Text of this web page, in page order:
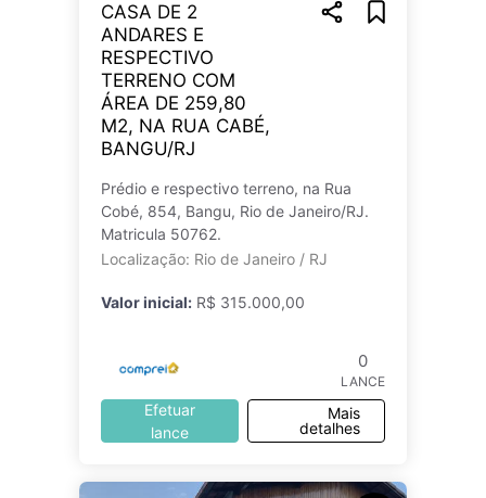
CASA DE 2
ANDARES E
RESPECTIVO
TERRENO COM
ÁREA DE 259,80
M2, NA RUA CABÉ,
BANGU/RJ
Prédio e respectivo terreno, na Rua
Cobé, 854, Bangu, Rio de Janeiro/RJ.
Matricula 50762.
Localização: Rio de Janeiro / RJ
Valor inicial: R$ 315.000,00
0
LANCE
Efetuar
lance
Mais
detalhes